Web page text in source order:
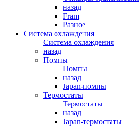
назад
Fram
Разное
Система охлаждения
Система охлаждения
назад
Помпы
Помпы
назад
Japan-помпы
Термостаты
Термостаты
назад
Japan-термостаты